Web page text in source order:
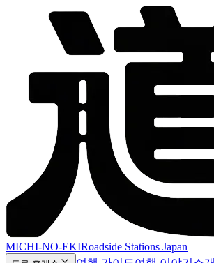
MICHI-NO-EKIRoadside Stations Japan